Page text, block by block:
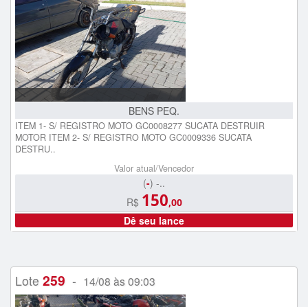
BENS PEQ.
ITEM 1- S/ REGISTRO MOTO GC0008277 SUCATA DESTRUIR
MOTOR ITEM 2- S/ REGISTRO MOTO GC0009336 SUCATA
DESTRU..
Valor atual/Vencedor
(-) -..
R$ 150,00
Dê seu lance
Lote 259 - 14/08 às 09:03